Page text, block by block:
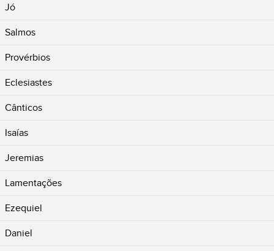
Jó
Salmos
Provérbios
Eclesiastes
Cânticos
Isaías
Jeremias
Lamentações
Ezequiel
Daniel